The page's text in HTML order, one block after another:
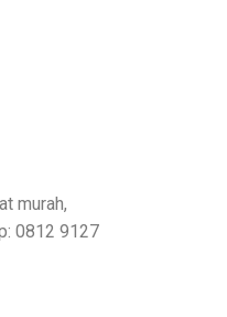
murah,
0812 9127